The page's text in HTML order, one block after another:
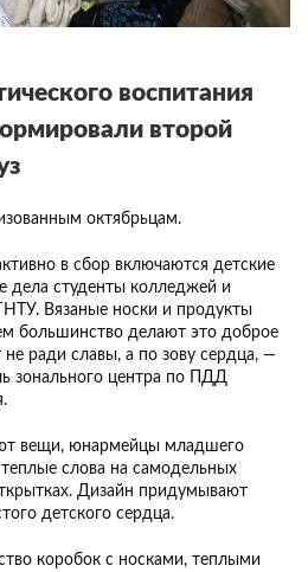
воспитания
второй
октябрьцам.
в сбор включаются детские
студенты колледжей и
Вязаные носки и продукты
большинство делают это доброе
ради славы, а по зову сердца, —
зонального центра по ПДД
вещи, юнармейцы младшего
слова на самодельных
Дизайн придумывают
детского сердца.
коробок с носками, теплыми